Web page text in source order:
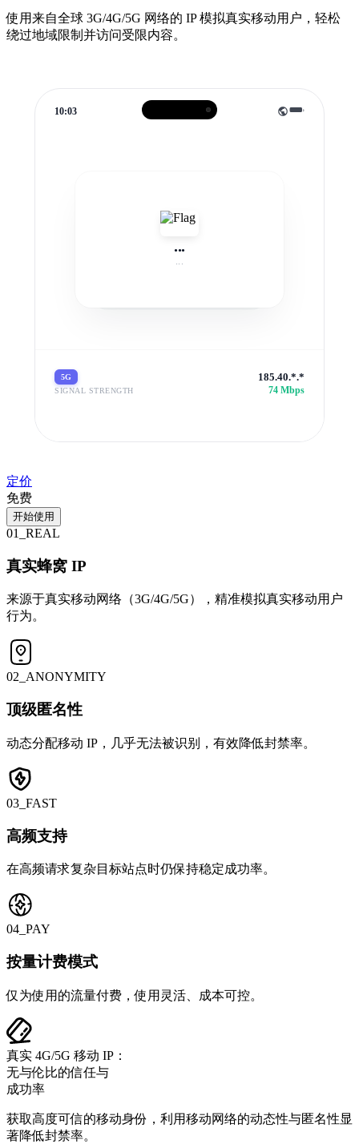
使用来自全球 3G/4G/5G 网络的 IP 模拟真实移动用户，轻松
绕过地域限制并访问受限内容。
10:03
...
...
5G 185.40.*.*
SIGNAL STRENGTH 74 Mbps
定价
免费
开始使用
01_REAL
真实蜂窝 IP
来源于真实移动网络（3G/4G/5G），精准模拟真实移动用户
行为。
02_ANONYMITY
顶级匿名性
动态分配移动 IP，几乎无法被识别，有效降低封禁率。
03_FAST
高频支持
在高频请求复杂目标站点时仍保持稳定成功率。
04_PAY
按量计费模式
仅为使用的流量付费，使用灵活、成本可控。
真实 4G/5G 移动 IP：
无与伦比的信任与
成功率
获取高度可信的移动身份，利用移动网络的动态性与匿名性显
著降低封禁率。